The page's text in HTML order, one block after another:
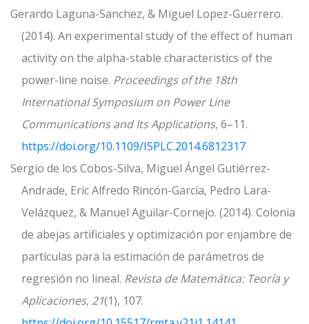
Gerardo Laguna-Sanchez, & Miguel Lopez-Guerrero.
(2014). An experimental study of the effect of human
activity on the alpha-stable characteristics of the
power-line noise. Proceedings of the 18th
International Symposium on Power Line
Communications and Its Applications, 6–11.
https://doi.org/10.1109/ISPLC.2014.6812317
Sergio de los Cobos-Silva, Miguel Ángel Gutiérrez-
Andrade, Eric Alfredo Rincón-García, Pedro Lara-
Velázquez, & Manuel Aguilar-Cornejo. (2014). Colonia
de abejas artificiales y optimización por enjambre de
partículas para la estimación de parámetros de
regresión no lineal. Revista de Matemática: Teoría y
Aplicaciones, 21(1), 107.